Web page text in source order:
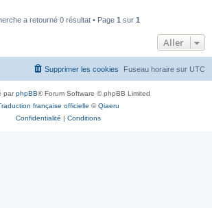
e
a retourné 0 résultat • Page 1 sur 1
Aller
Fuseau horaire sur UTC
Supprimer les cookies
parphpBB® Forum Software © phpBB Limited
française officielle ©Qiaeru
Confidentialité | Conditions